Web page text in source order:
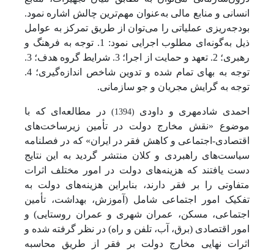
انسانی و منابع مالی به‌عنوان مهم‌ترین چالش اشاره نمود.
بودجه‌ریزی عملیاتی را می‌توان از طریق تمرکز به عوامل
ذیل به‌گونه‌ای مطلوب اجرایی نمود: 1. توجه به فرهنگ و
رهبری؛ 2. تعهد و حمایت از اجرا؛ 3. شرایط گروه هدف؛ 3.
توجه به بهای تمام شده و تدوین شاخص اندازه‌گیری؛ 4.
توجه به گرایش مجریان و جو سازمانی.
احمدی شادمهری و داودی (1394)
در مطالعه‌ای که با
موضوع «نقش مخارج دولت در تأمین زیرساخت‌های
اقتصادی-اجتماعی و کاهش فقر در ایران» که در فصلنامه
سیاست‌های راهبردی و کلان منتشر گردید به این نتایج
دست یافتند که هزینه‌های دولت در امور مختلف اثرات
متفاوتی را بر فقر دارند، بنابراین هزینه‌های دولت به
تفکیک امور اجتماعی شامل (آموزش، بهداشت، تأمین
اجتماعی، مسکن، عمران شهری و عمران روستایی) و
امور اقتصادی (برق، آب، تلفن و راه) در نظر گرفته شده و
اثرات نهایی مخارج دولت بر فقر از طریق محاسبه